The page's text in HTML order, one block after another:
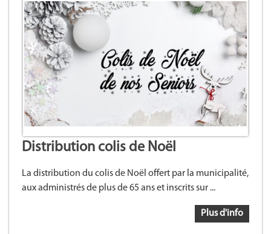
Distribution colis de Noël
La distribution du colis de Noël offert par la municipalité,
aux administrés de plus de 65 ans et inscrits sur ...
Plus d'info